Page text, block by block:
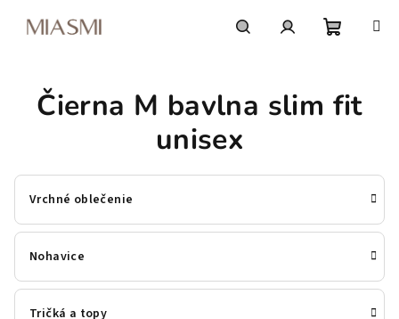
košík
Čierna M bavlna slim fit
unisex
Vrchné oblečenie
Nohavice
Tričká a topy